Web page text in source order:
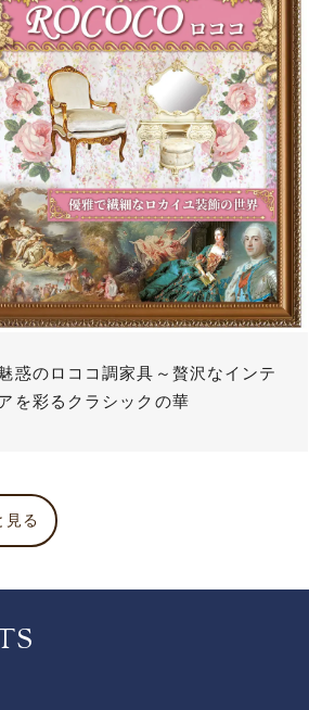
惑のロココ調家具～贅沢なインテ
を彩るクラシックの華
見る